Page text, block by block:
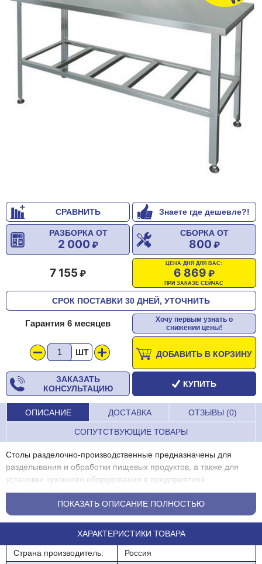
СРАВНИТЬ Знаете где дешевле?!
СБОРКА ОТ
800
РАЗБОРКА ОТ
2 000
ЦЕНА ДНЯ ДЛЯ ВАС:
6 869
ПРИ ЗАКАЗЕ СЕЙЧАС
7 155
СРОК ПОСТАВКИ 30 ДНЕЙ, УТОЧНИТЬ
Гарантия 6 месяцев
Хочу первым узнать о
снижении цены!
ШТ ДОБАВИТЬ В КОРЗИНУ
ЗАКАЗАТЬ
КОНСУЛЬТАЦИЮ
КУПИТЬ
ОПИСАНИЕ ДОСТАВКА ОТЗЫВЫ (0)
СОПУТСТВУЮЩИЕ ТОВАРЫ
Столы разделочно-производственные предназначены для
разделывания и обработки пищевых продуктов, а также для
установки кухонного оборудования в предприятиях
общественного питания, магазинах, заготовочных
предприятиях.ПОКАЗАТЬ ОПИСАНИЕ ПОЛНОСТЬЮ
ХАРАКТЕРИСТИКИ ТОВАРА
Страна производитель:
Россия